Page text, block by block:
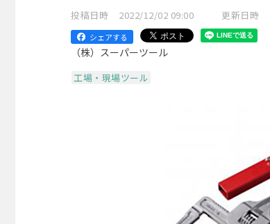
投稿日時 2022/12/02 09:00 更新日時
シェアする
（株）スーパーツール
工場・現場ツール